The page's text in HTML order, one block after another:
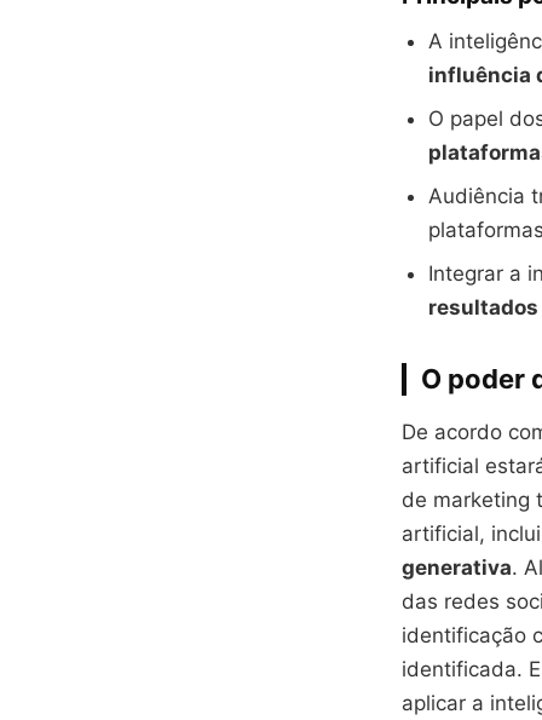
A
influência
O papel
Audiência
Integrar a
O poder
De acordo
artificial
de marketing
artificial,
generativa.
das redes
identificação
identificada.
aplicar a